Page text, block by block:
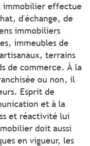
immobilier effectue
d'échange, de
immobiliers
immeubles de
terrains
de commerce. À la
ou non, il
Esprit de
et à la
et réactivité lui
doit aussi
en vigueur, les